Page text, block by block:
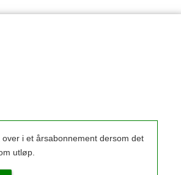
i et årsabonnement dersom det
utløp.